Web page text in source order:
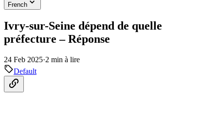
French
Ivry-sur-Seine dépend de quelle
préfecture – Réponse
24 Feb 2025·2 min à lire
Default